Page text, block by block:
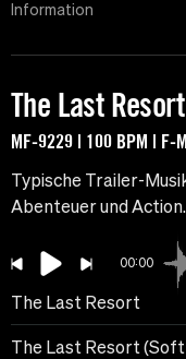
Information
The Last Resort
MF-9229 | 100 BPM | F-
Typische Trailer-
Abenteuer und Action.
00:00
The Last Resort
The Last Resort